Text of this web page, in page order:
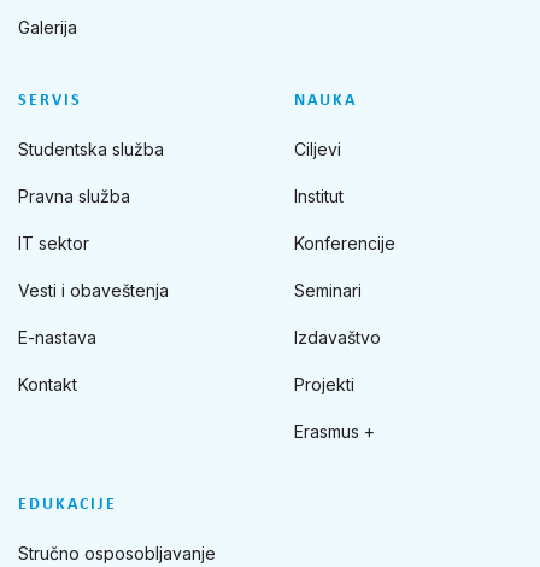
Galerija
SERVIS
Studentska služba
Pravna služba
IT sektor
Vesti i obaveštenja
E-nastava
Kontakt
NAUKA
Ciljevi
Institut
Konferencije
Seminari
Izdavaštvo
Projekti
Erasmus +
EDUKACIJE
Stručno osposobljavanje